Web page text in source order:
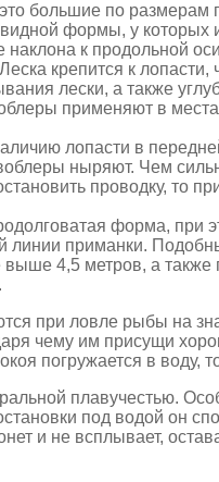
большие по размерам
формы, у которых
наклона к продольной
крепится к
лески, а также
применяют в
лопасти в
ныряют. Чем
проводку, то
форма, при
линии приманки.
4,5 метров, а также
при ловле рыбы на
чему им присущи
погружается в воду,
плавучестью.
под водой он
и не всплывает,